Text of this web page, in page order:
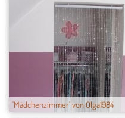
'Mädchenzimmer' von Olga1984